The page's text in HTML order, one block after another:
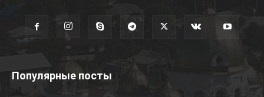
Популярные посты